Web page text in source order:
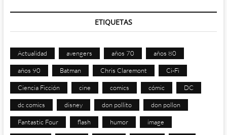
ETIQUETAS
Actualidad avengers años 70 años 80
años 90 Batman Chris Claremont Ci-Fi
Ciencia Ficción cine comics cómic DC
dc comics disney don pollito don pollon
Fantastic Four flash humor image